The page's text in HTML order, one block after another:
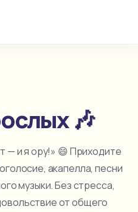
🎶
— и я ору!» 😄 Приходите
акапелла, песни
музыки. Без стресса,
от общего